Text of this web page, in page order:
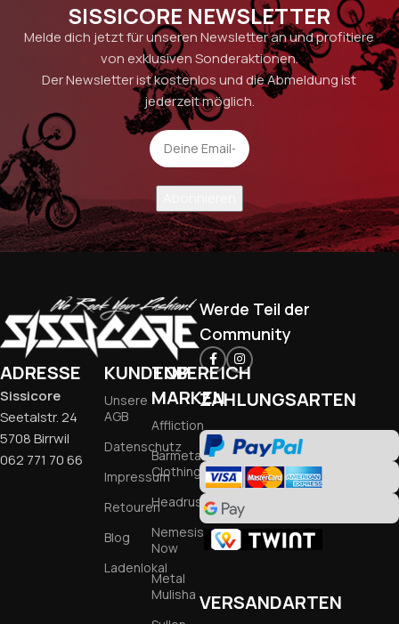
SISSICORE NEWSLETTER
Melde dich jetzt für unseren Newsletter an und profitiere
von exklusiven Sonderaktionen.
Der Newsletter ist kostenlos und die Abmeldung ist
jederzeit möglich.
ADRESSE
Sissicore
Seetalstr. 24
5708 Birrwil
062 771 70 66
KUNDENBEREICH
Unsere
AGB
Datenschutz
Impressum
Retouren
Blog
Ladenlokal
TOP
MARKEN
Affliction
Barmetal
Clothing
Headrush
Nemesis
Now
Metal
Mulisha
Werde Teil der
Community
ZAHLUNGSARTEN
VERSANDARTEN